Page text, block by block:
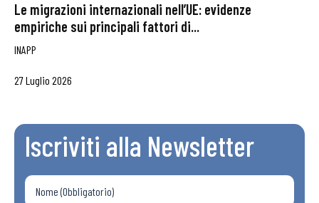
Le migrazioni internazionali nell’UE: evidenze
empiriche sui principali fattori di...
INAPP
27 Luglio 2026
Iscriviti alla Newsletter